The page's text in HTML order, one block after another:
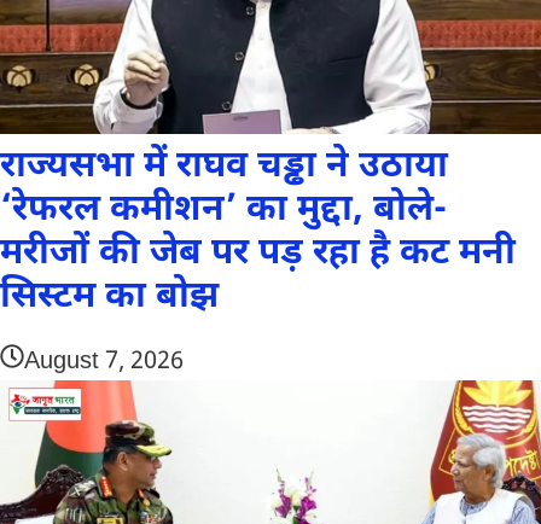
राज्यसभा में राघव चड्ढा ने उठाया
‘रेफरल कमीशन’ का मुद्दा, बोले-
मरीजों की जेब पर पड़ रहा है कट मनी
सिस्टम का बोझ
August 7, 2026